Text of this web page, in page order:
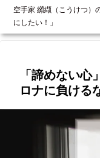
空手家 纐纈（こうけつ）
にしたい！」
「諦めない
ロナに負ける